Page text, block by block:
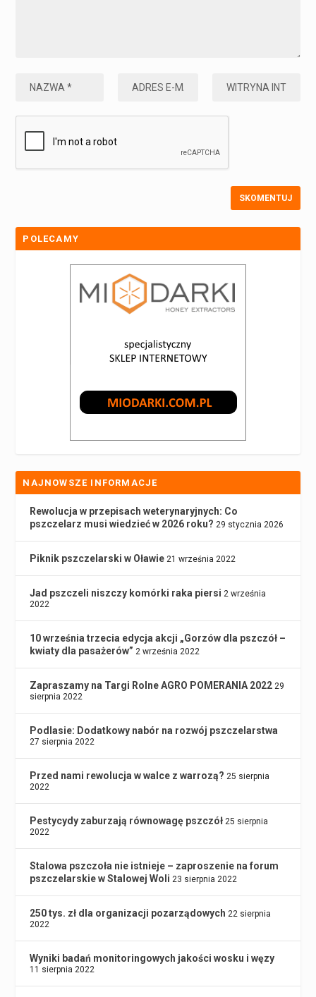
POLECAMY
NAJNOWSZE INFORMACJE
Rewolucja w przepisach weterynaryjnych: Co
pszczelarz musi wiedzieć w 2026 roku? 29 stycznia 2026
Piknik pszczelarski w Oławie 21 września 2022
Jad pszczeli niszczy komórki raka piersi 2 września
2022
10 września trzecia edycja akcji „Gorzów dla pszczół –
kwiaty dla pasażerów” 2 września 2022
Zapraszamy na Targi Rolne AGRO POMERANIA 2022 29
sierpnia 2022
Podlasie: Dodatkowy nabór na rozwój pszczelarstwa
27 sierpnia 2022
Przed nami rewolucja w walce z warrozą? 25 sierpnia
2022
Pestycydy zaburzają równowagę pszczół 25 sierpnia
2022
Stalowa pszczoła nie istnieje – zaproszenie na forum
pszczelarskie w Stalowej Woli 23 sierpnia 2022
250 tys. zł dla organizacji pozarządowych 22 sierpnia
2022
Wyniki badań monitoringowych jakości wosku i węzy
11 sierpnia 2022